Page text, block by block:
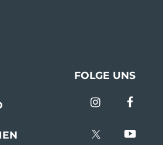
FOLGE UNS